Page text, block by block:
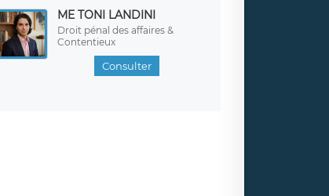
ME TONI LANDINI
Droit pénal des affaires &
Contentieux
Consulter